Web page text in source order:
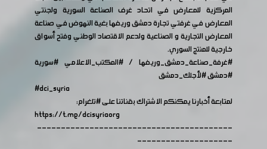
المركزية للمعارض في اتحاد غرف الصناعة السورية ولجنتي
المعارض في غرفتي تجارة دمشق وريفها بغية النهوض في صناعة
المعارض التجارية و الصناعية ولدعم الاقتصاد الوطني وفتح أسواق
خارجية للمنتج السوري.
#غرفة_صناعة_دمشق_وريفها /#المكتب_الاعلامي #سورية
#دمشق#لأجلك_دمشق
#dci_syria
لمتابعة أخبارنا يمكنكم الاشتراك بقناتنا على#تلغرام:
https://t.me/dcisyriaorg
-----------------------------------------
--------------------